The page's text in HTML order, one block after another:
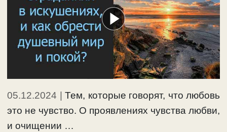
05.12.2024
Тем, которые говорят, что любовь
это не чувство. О проявлениях чувства любви,
и очищении …